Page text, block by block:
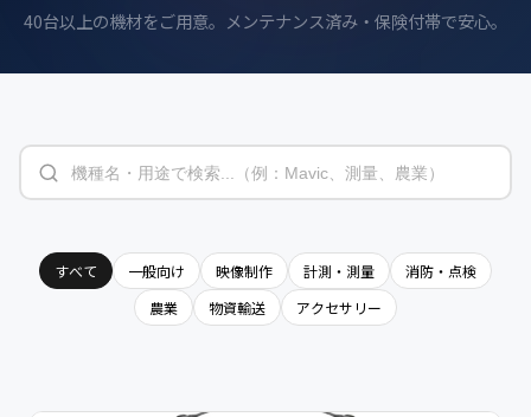
40台以上の機材をご用意。メンテナンス済み・保険付帯で安心。
すべて 一般向け 映像制作 計測・測量
消防・点検
農業
物資輸送 アクセサリー